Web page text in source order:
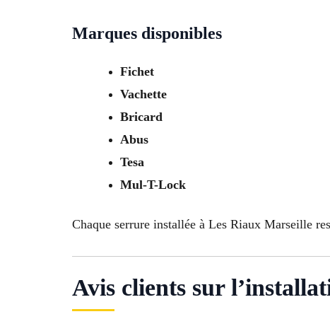
Marques disponibles
Fichet
Vachette
Bricard
Abus
Tesa
Mul-T-Lock
Chaque serrure installée à Les Riaux Marseille
Avis clients sur